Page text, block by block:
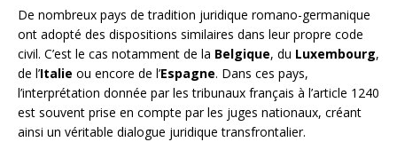
De nombreux pays de tradition juridique romano-germanique
ont adopté des dispositions similaires dans leur propre code
civil. C’est le cas notamment de la Belgique, du Luxembourg,
de l’Italie ou encore de l’Espagne. Dans ces pays,
l’interprétation donnée par les tribunaux français à l’article 1240
est souvent prise en compte par les juges nationaux, créant
ainsi un véritable dialogue juridique transfrontalier.